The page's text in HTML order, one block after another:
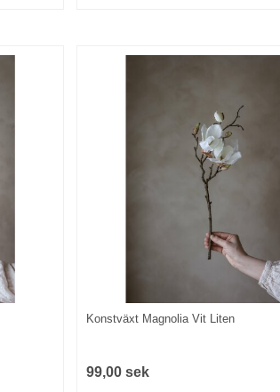
Konstväxt Magnolia Vit Liten
99,00 sek